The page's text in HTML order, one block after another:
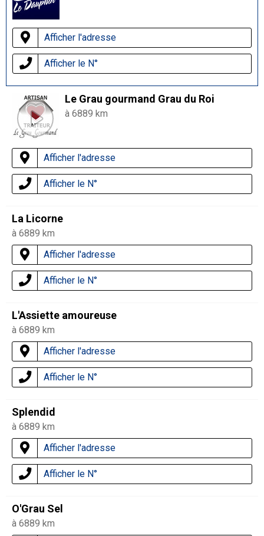
Afficher l'adresse
Afficher le N°
Le Grau gourmand Grau du Roi
à 6889 km
Afficher l'adresse
Afficher le N°
La Licorne
à 6889 km
Afficher l'adresse
Afficher le N°
L'Assiette amoureuse
à 6889 km
Afficher l'adresse
Afficher le N°
Splendid
à 6889 km
Afficher l'adresse
Afficher le N°
O'Grau Sel
à 6889 km